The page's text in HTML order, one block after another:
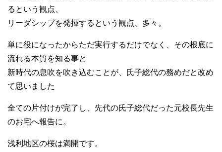
るという観点、
リーダシップを発揮するという観点、多々。
単に役になったからただ実行するだけでなく、その根底に
流れる本質を知る事と
新時代の息吹を吹き込むことが、氏子総代の務めだと改め
て思いました
全ての片付けが完了し、先代の氏子総代だった元校長先生
のお宅へ報告に。
浅利地区の桜は満開です。